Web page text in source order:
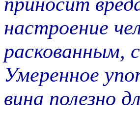
настроение
раскованным,
Умеренное
вина полезно